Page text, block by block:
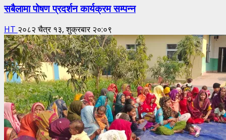
सबैलामा पोषण प्रदर्शन कार्यक्रम सम्पन्न
HT २०८२ चैत्र १३, शुक्रबार २०:०९